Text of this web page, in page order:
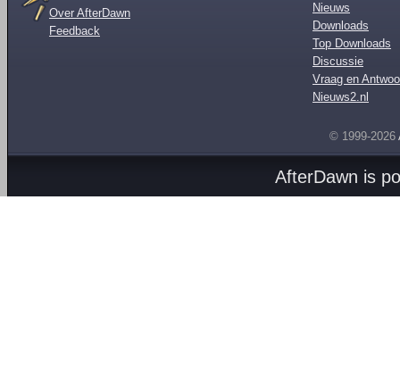
Over AfterDawn
Feedback
Nieuws
Downloads
Top Downloads
Discussie
Vraag en
Nieuws2.nl
© 1999-2026
AfterDawn is